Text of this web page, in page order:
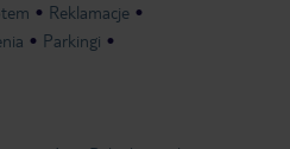
Reklamacje
Parkingi